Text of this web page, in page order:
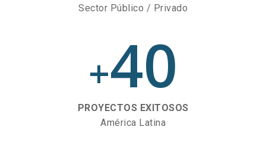
Sector Público / Privado
+40
PROYECTOS EXITOSOS
América Latina